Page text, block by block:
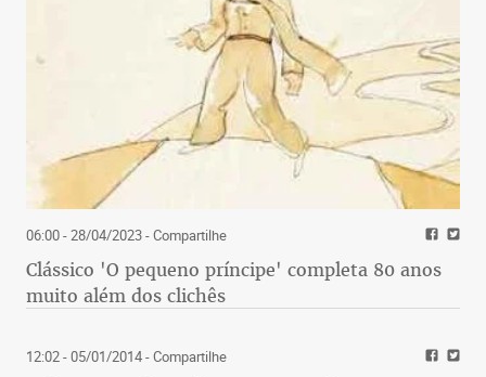
06:00 - 28/04/2023- Compartilhe
Clássico 'O pequeno príncipe' completa 80 anos
muito além dos clichês
12:02 - 05/01/2014- Compartilhe